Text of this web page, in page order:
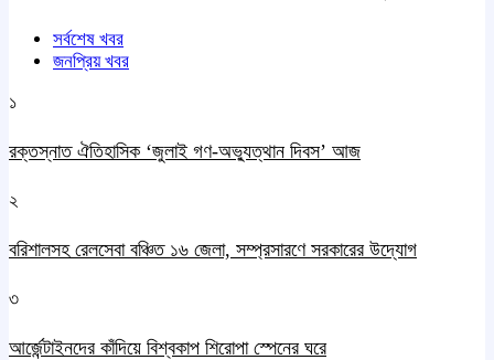
সর্বশেষ খবর
জনপ্রিয় খবর
১
রক্তস্নাত ঐতিহাসিক ‌‘জুলাই গণ-অভ্যুত্থান দিবস’ আজ
২
বরিশালসহ রেলসেবা বঞ্চিত ১৬ জেলা, সম্প্রসারণে সরকারের উদ্যোগ
৩
আর্জেন্টাইনদের কাঁদিয়ে বিশ্বকাপ শিরোপা স্পেনের ঘরে